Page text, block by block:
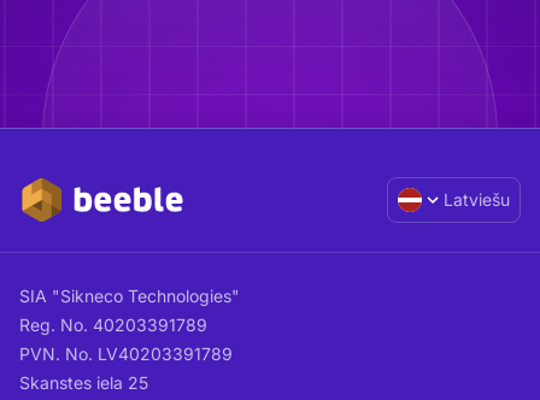
Latviešu
SIA "Sikneco Technologies"
Reg. No. 40203391789
PVN. No. LV40203391789
Skanstes iela 25